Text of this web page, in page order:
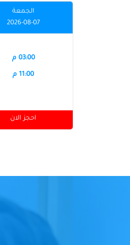
الجمعة
2026-08-07
03:00 م
11:00 م
احجز الان